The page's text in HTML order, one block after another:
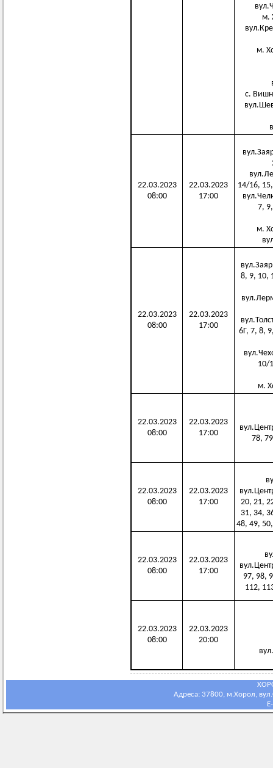
м.
м.
с.
22.03.2023
08:00
22.03.2023
17:00
14/16,
7,
м.
22.03.2023
08:00
22.03.2023
17:00
8, 9, 10,
6Г, 7, 8,
10/
м.
22.03.2023
08:00
22.03.2023
17:00
78,
22.03.2023
08:00
22.03.2023
17:00
20, 21,
31, 34,
48, 49,
22.03.2023
08:00
22.03.2023
17:00
97, 98,
112,
22.03.2023
08:00
22.03.2023
20:00
Адреса: 37800, м.Хорол,